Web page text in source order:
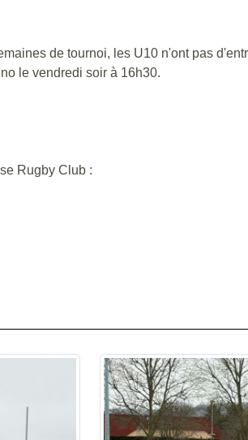
de tournoi, les U10 n'ont pas
le vendredi soir à 16h30.
Rugby Club :